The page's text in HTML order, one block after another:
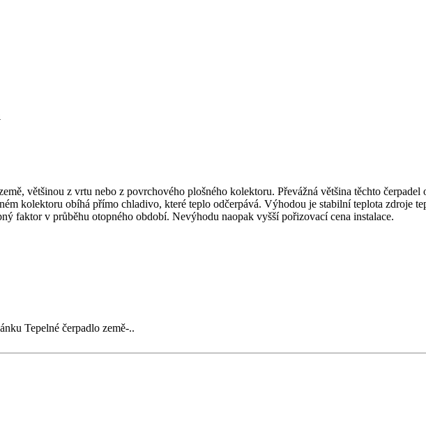
většinou z vrtu nebo z povrchového plošného kolektoru. Převážná většina těchto
kolektoru obíhá přímo chladivo, které teplo odčerpává. Výhodou je stabilní teplota zdroje
faktor v průběhu otopného období. Nevýhodu naopak vyšší pořizovací cena instalace.
Tepelné čerpadlo země-..